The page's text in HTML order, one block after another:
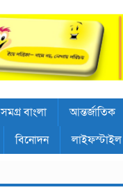
সমগ্র বাংলা আন্তর্জাতিক
বিনোদন লাইফস্টাইল